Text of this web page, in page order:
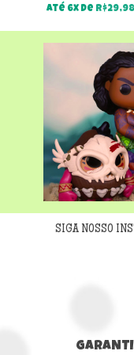
Até 6x de R$29,98
SIGA NOSSO